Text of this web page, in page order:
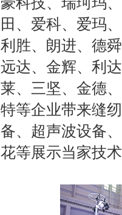
田、爱科、爱玛
利胜、朗进、德
远达、金辉、利
莱、三坚、金德
特等企业带来缝
备、超声波设备
花等展示当家技